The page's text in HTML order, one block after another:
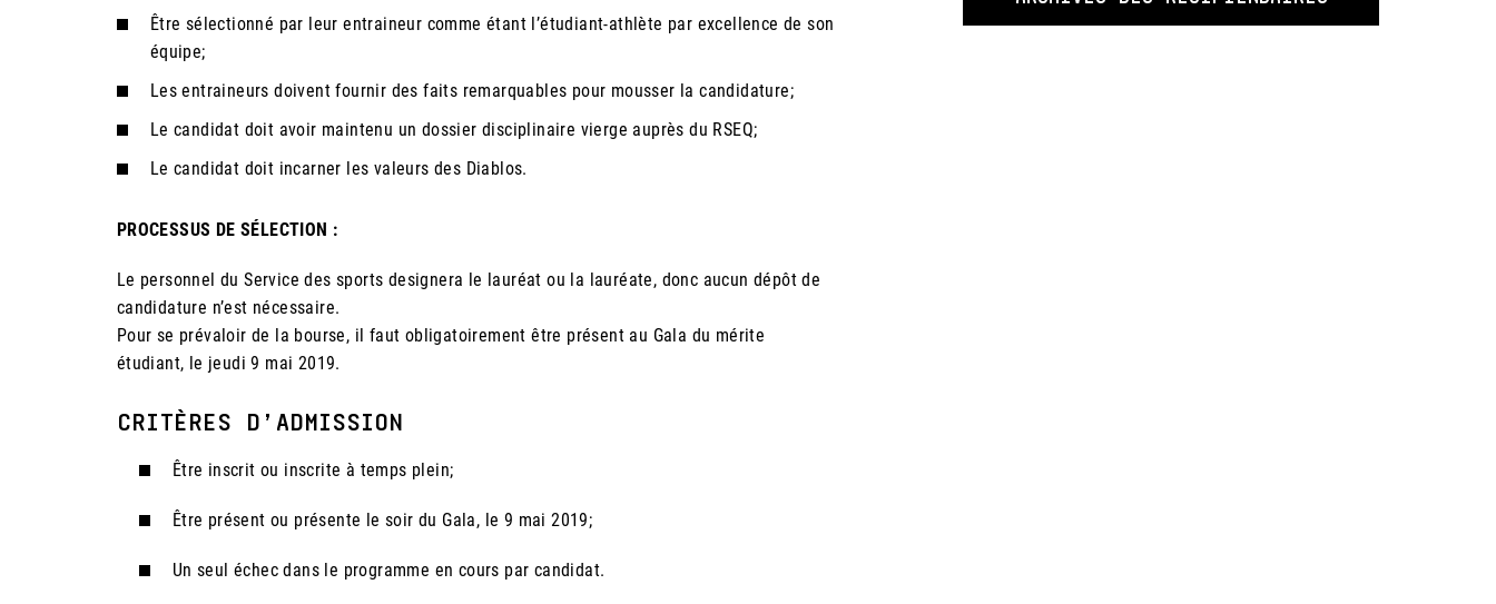
Être sélectionné par leur entraineur comme étant l’étudiant-athlète par excellence de son
équipe;
Les entraineurs doivent fournir des faits remarquables pour mousser la candidature;
Le candidat doit avoir maintenu un dossier disciplinaire vierge auprès du RSEQ;
Le candidat doit incarner les valeurs des Diablos.
PROCESSUS DE SÉLECTION :
Le personnel du Service des sports designera le lauréat ou la lauréate, donc aucun dépôt de
candidature n’est nécessaire.
Pour se prévaloir de la bourse, il faut obligatoirement être présent au Gala du mérite
étudiant, le jeudi 9 mai 2019.
CRITÈRES D’ADMISSION
Être inscrit ou inscrite à temps plein;
Être présent ou présente le soir du Gala, le 9 mai 2019;
Un seul échec dans le programme en cours par candidat.